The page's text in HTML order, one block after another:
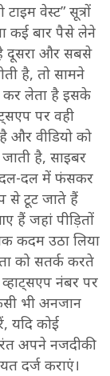
वेस्ट” सूत्रों
कई बार पैसे लेने
दूसरा और सबसे
है, तो सामने
कर लेता है इसके
पर वही
और वीडियो को
है, साइबर
दल-दल में फंसकर
से टूट जाते हैं
हैं जहां पीड़ितों
कदम उठा लिया
को सतर्क करते
नंबर पर
भी अनजान
यदि कोई
अपने नजदीकी
दर्ज कराएं।